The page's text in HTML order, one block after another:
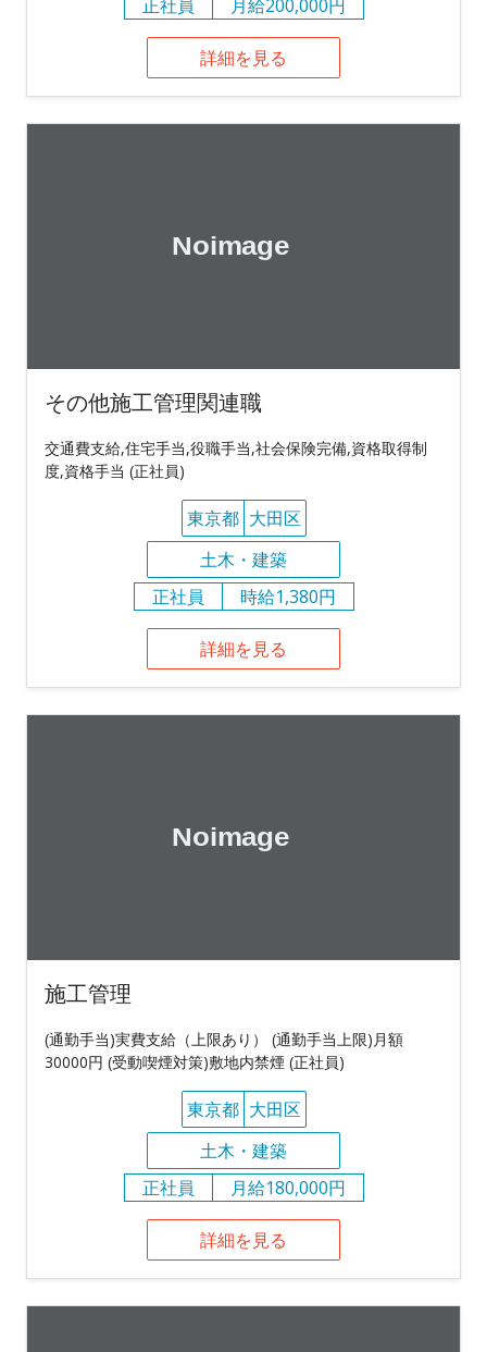
正社員 月給200,000円
詳細を見る
その他施工管理関連職
交通費支給,住宅手当,役職手当,社会保険完備,資格取得制
度,資格手当 (正社員)
東京都 大田区
土木・建築
正社員
時給1,380円
詳細を見る
施工管理
(通勤手当)実費支給（上限あり） (通勤手当上限)月額
30000円 (受動喫煙対策)敷地内禁煙 (正社員)
東京都 大田区
土木・建築
正社員
月給180,000円
詳細を見る